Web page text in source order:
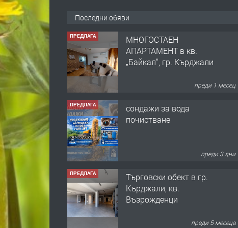
Последни обяви
ПРЕДЛАГА
МНОГОСТАЕН
АПАРТАМЕНТ в кв.
„Байкал“, гр. Кърджали
преди 1 месец
ПРЕДЛАГА
сондажи за вода
почистване
преди 3 дни
ПРЕДЛАГА
Tърговски обект в гр.
Кърджали, кв.
Възрожденци
преди 5 месеца